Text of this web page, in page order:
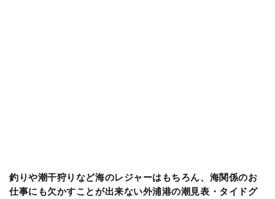
釣りや潮干狩りなど海のレジャーはもちろん、海関係のお
仕事にも欠かすことが出来ない外浦港の潮見表・タイドグ